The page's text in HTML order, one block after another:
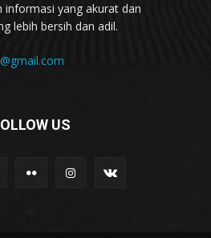
informasi yang akurat dan
lebih bersih dan adil.
US